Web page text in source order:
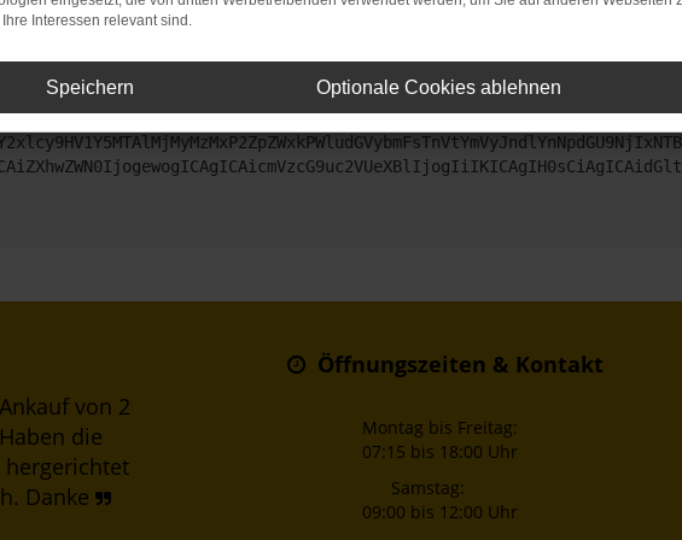
versucht hast, kontaktiere uns bitte. Wir werden versuchen, das Problem zu
von 2
die
hergerichtet
Danke
Öffnungszeiten & Kontakt
Montag bis Freitag:
07:15 bis 18:00 Uhr
Samstag:
09:00 bis 12:00 Uhr
Interessen relevant sind.
Speichern Optionale Cookies ablehnen